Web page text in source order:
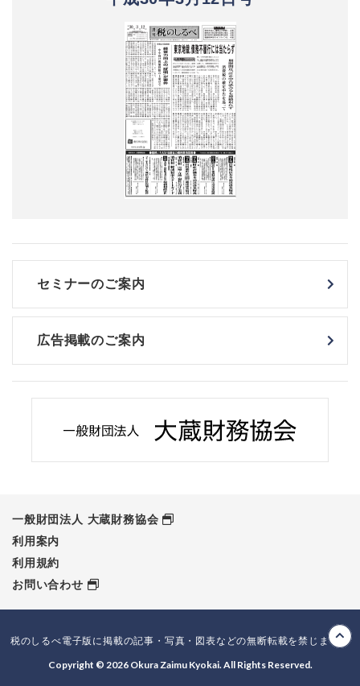
セミナーのご案内
広告掲載のご案内
一般財団法人 大蔵財務協会
利用案内
利用規約
お問い合わせ
税のしるべ電子版に掲載の記事・写真・図表などの無断転載を禁じます。
Copyright © 2026 Okura Zaimu Kyokai. All Rights Reserved.